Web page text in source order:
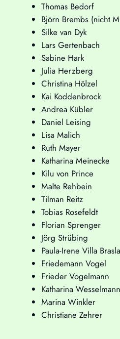
Thomas Bedorf
Björn Brembs (nicht
Silke van Dyk
Lars Gertenbach
Sabine Hark
Julia Herzberg
Christina Hölzel
Kai Koddenbrock
Andrea Kübler
Daniel Leising
Lisa Malich
Ruth Mayer
Katharina Meinecke
Kilu von Prince
Malte Rehbein
Tilman Reitz
Tobias Rosefeldt
Florian Sprenger
Jörg Strübing
Paula-Irene Villa
Friedemann Vogel
Frieder Vogelmann
Katharina Wesselmann
Marina Winkler
Christiane Zehrer